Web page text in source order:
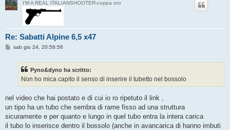
I'M A REAL ITALIANSHOOTER-coppa oro
Re: Sabatti Alpine 6,5 x47
M
o
sab giu 24, 20:56:56
Pyno&dyno ha scritto:
Non ho mica capito il senso di inserire il tubetto nel bossolo
nel video che hai postato e di cui io ro ripetuto il link ,
un tipo ha un tubo che sembra di rame fisso ad una struttura
sicuramente e per quanto e lungo in quel tubo entra la intera carica
il tubo lo inserisce dentro il bossolo (anche in avancarica di hanno imbuti